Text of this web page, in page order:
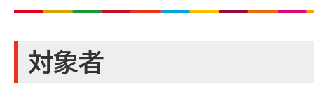
対象者